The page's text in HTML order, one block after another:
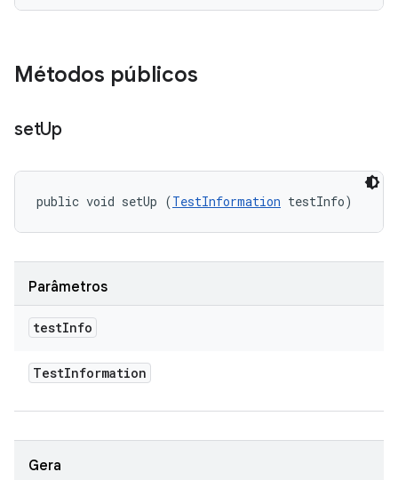
Métodos públicos
setUp
public void setUp (TestInformation testInfo)
Parâmetros
testInfo
TestInformation
Gera